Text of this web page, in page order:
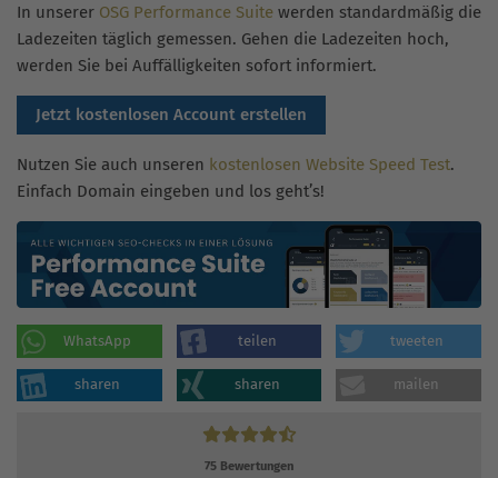
In unserer OSG Performance Suite werden standardmäßig die
Ladezeiten täglich gemessen. Gehen die Ladezeiten hoch,
werden Sie bei Auffälligkeiten sofort informiert.
Jetzt kostenlosen Account erstellen
Nutzen Sie auch unseren kostenlosen Website Speed Test.
Einfach Domain eingeben und los geht’s!
WhatsApp teilen tweeten
sharen sharen mailen
75 Bewertungen